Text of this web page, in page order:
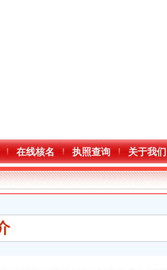
在线核名 执照查询 关于我们